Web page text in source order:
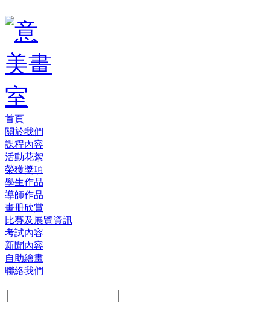
首頁
關於我們
課程內容
活動花絮
榮獲獎項
學生作品
導師作品
畫册欣賞
比賽及展覽資訊
考試內容
新聞內容
自助繪畫
聯絡我們